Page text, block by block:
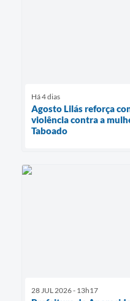
Há 4 dias
Agosto Lilás reforça
violência contra a
Taboado
28 JUL 2026 - 13h17